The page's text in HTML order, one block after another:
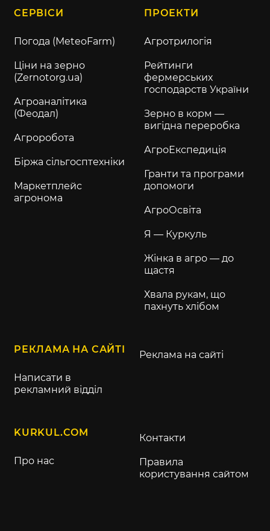
СЕРВІСИ
Погода (MeteoFarm)
Ціни на зерно
(Zernotorg.ua)
Агроаналітика
(Феодал)
Агроробота
Біржа сільгосптехніки
Маркетплейс
агронома
ПРОЕКТИ
Агротрилогія
Рейтинги
фермерських
господарств України
Зерно в корм —
вигідна переробка
АгроЕкспедиція
Гранти та програми
допомоги
АгроОсвіта
Я — Куркуль
Жінка в агро — до
щастя
Хвала рукам, що
пахнуть хлібом
РЕКЛАМА НА САЙТІ
Написати в
рекламний відділ
Реклама на сайті
KURKUL.COM
Про нас
Контакти
Правила
користування сайтом